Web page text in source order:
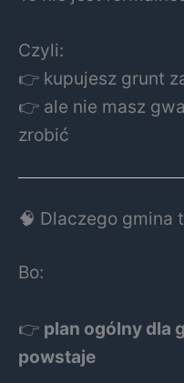
Czyli:
👉 kupujesz grunt
👉 ale nie masz
zrobić
🧠 Dlaczego gmina
Bo:
👉 plan ogólny dla
powstaje